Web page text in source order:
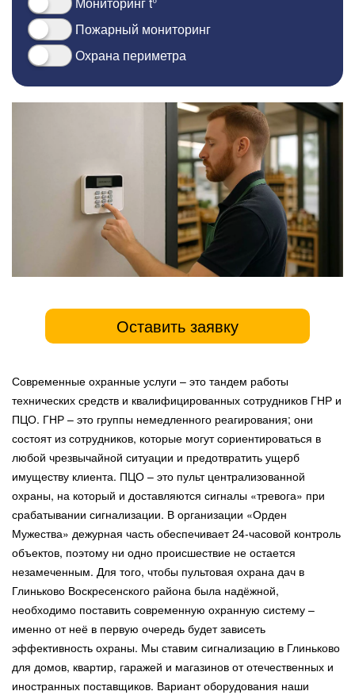
Пожарный мониторинг
Охрана периметра
Оставить заявку
Современные охранные услуги – это тандем работы
технических средств и квалифицированных сотрудников ГНР и
ПЦО. ГНР – это группы немедленного реагирования; они
состоят из сотрудников, которые могут сориентироваться в
любой чрезвычайной ситуации и предотвратить ущерб
имуществу клиента. ПЦО – это пульт централизованной
охраны, на который и доставляются сигналы «тревога» при
срабатывании сигнализации. В организации «Орден
Мужества» дежурная часть обеспечивает 24-часовой контроль
объектов, поэтому ни одно происшествие не остается
незамеченным. Для того, чтобы пультовая охрана дач в
Глиньково Воскресенского района была надёжной,
необходимо поставить современную охранную систему –
именно от неё в первую очередь будет зависеть
эффективность охраны. Мы ставим сигнализацию в Глиньково
для домов, квартир, гаражей и магазинов от отечественных и
иностранных поставщиков. Вариант оборудования наши